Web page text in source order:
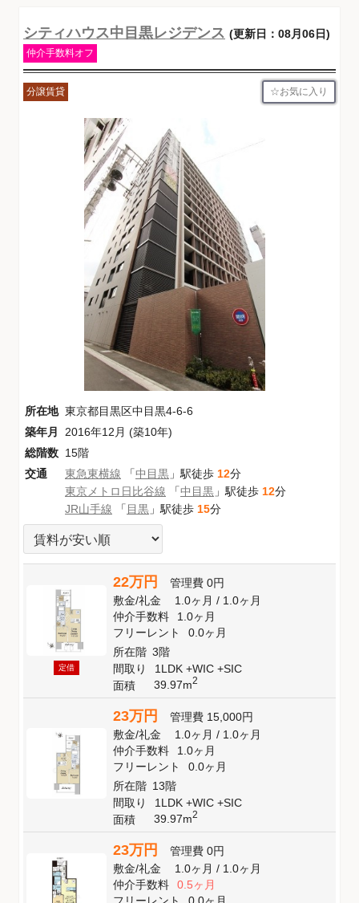
シティハウス中目黒レジデンス (更新日：08月06日)
仲介手数料オフ
分譲賃貸 お気に入り
所在地 東京都目黒区中目黒4-6-6
築年月
2016年12月 (築10年)
総階数 15階
交通
東急東横線 「中目黒 」駅徒歩 12分
東京メトロ日比谷線 「中目黒 」駅徒歩 12分
JR山手線 「目黒 」駅徒歩 15分
定借
22万円 管理費 0円
敷金/礼金 1.0ヶ月/ 1.0ヶ月
仲介手数料
1.0ヶ月
フリーレント
0.0ヶ月
所在階 3階
間取り
1LDK +WIC +SIC
面積
39.97m2
23万円 管理費 15,000円
敷金/礼金 1.0ヶ月/ 1.0ヶ月
仲介手数料
1.0ヶ月
フリーレント
0.0ヶ月
所在階 13階
間取り
1LDK +WIC +SIC
面積
39.97m2
23万円 管理費 0円
敷金/礼金 1.0ヶ月/ 1.0ヶ月
仲介手数料
0.5ヶ月
フリーレント
0.0ヶ月